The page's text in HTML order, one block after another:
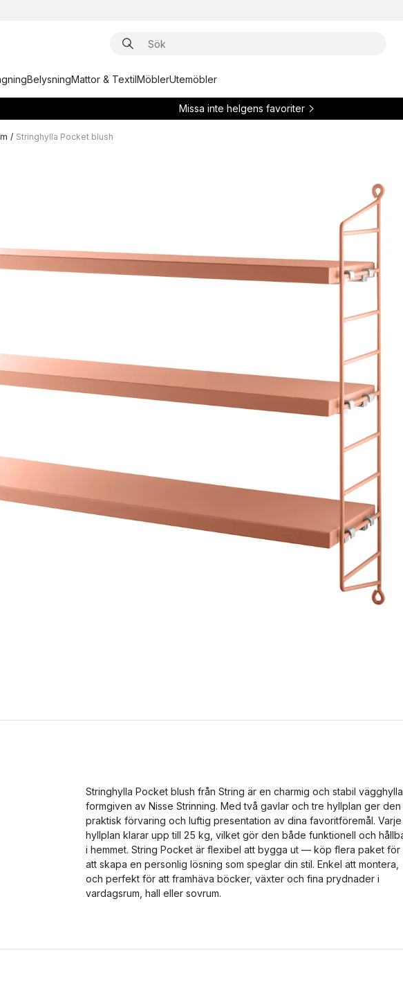
BelysningMattor & TextilMöblerUtemöbler
Missa inte helgens favoriter
/ Stringhylla Pocket blush
Stringhylla Pocket blush från String är en charmig och stabil vägghylla
formgiven av Nisse Strinning. Med två gavlar och tre hyllplan ger den
praktisk förvaring och luftig presentation av dina favoritföremål. Varje
hyllplan klarar upp till 25 kg, vilket gör den både funktionell och
i hemmet. String Pocket är flexibel att bygga ut — köp flera paket för
att skapa en personlig lösning som speglar din stil. Enkel att montera,
och perfekt för att framhäva böcker, växter och fina prydnader i
vardagsrum, hall eller sovrum.